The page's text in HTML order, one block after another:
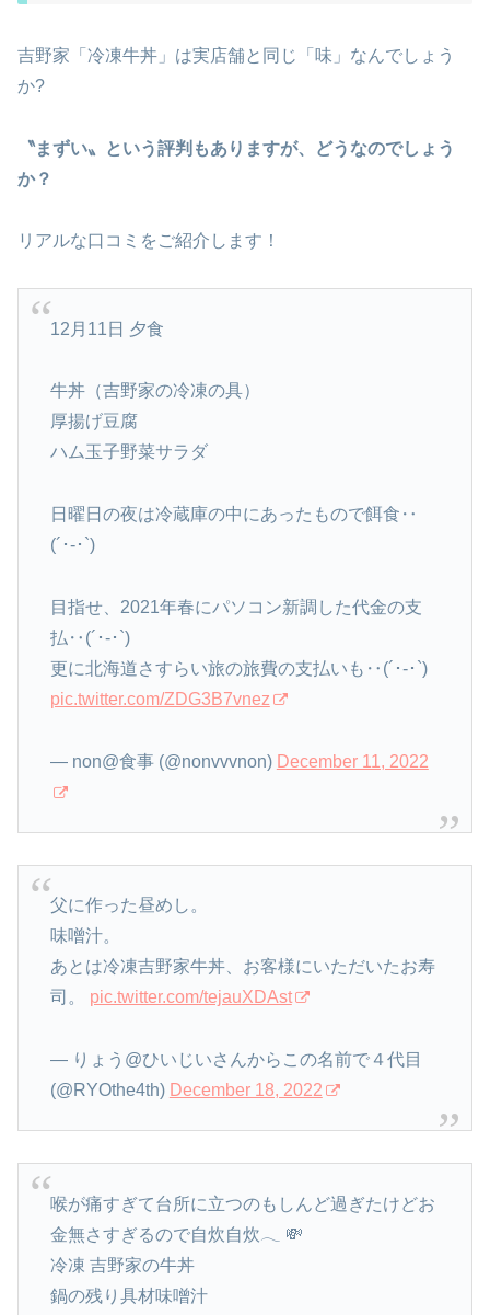
吉野家「冷凍牛丼」は実店舗と同じ「味」なんでしょう
か?
〝まずい〟という評判もありますが、どうなのでしょう
か？
リアルな口コミをご紹介します！
12月11日 夕食
牛丼（吉野家の冷凍の具）
厚揚げ豆腐
ハム玉子野菜サラダ
日曜日の夜は冷蔵庫の中にあったもので餌食‥
(´･-･`)
目指せ、2021年春にパソコン新調した代金の支
払‥(´･-･`)
更に北海道さすらい旅の旅費の支払いも‥(´･-･`)
pic.twitter.com/ZDG3B7vnez
— non@食事 (@nonvvvnon) December 11, 2022
父に作った昼めし。
味噌汁。
あとは冷凍吉野家牛丼、お客様にいただいたお寿
司。 pic.twitter.com/tejauXDAst
— りょう@ひいじいさんからこの名前で４代目
(@RYOthe4th) December 18, 2022
喉が痛すぎて台所に立つのもしんど過ぎたけどお
金無さすぎるので自炊自炊𓂃 💸
冷凍 吉野家の牛丼
鍋の残り具材味噌汁